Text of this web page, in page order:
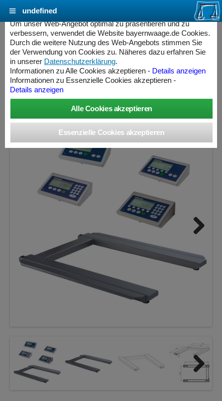
METTLER-TOLEDO Palettenwaage PTA455-
3000T Einbereich feuerverzinkt
Wägebereich: 3000 kg, Ablesbarkeit: 500 g, Eichschritt: 500
g, eichfähig
Next
Cookie Einstellungen - bayernwaage.de
Um unser Web-Angebot optimal zu präsentieren und zu
verbessern, verwendet die Website bayernwaage.de Cookies.
Durch die weitere Nutzung des Web-Angebots stimmen Sie
der Verwendung von Cookies zu. Näheres dazu erfahren Sie
in unserer Datenschutzerklärung.
Informationen zu Alle Cookies akzeptieren - Details anzeigen
Informationen zu Essenzielle Cookies akzeptieren -
Details anzeigen
undefined